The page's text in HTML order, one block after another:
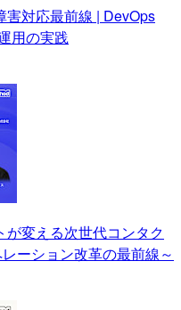
害対応最前線 | DevOps
用の実践
が変える次世代コンタク
ーション改革の最前線～